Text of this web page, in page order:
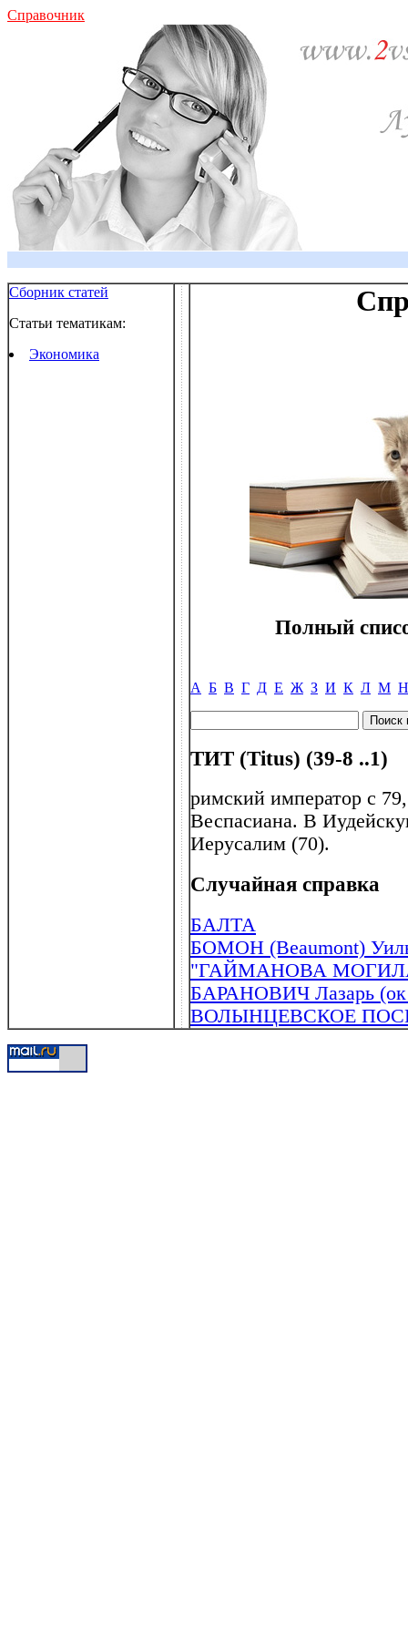
Справочник
Сборник статей
Статьи тематикам:
Экономика
Полный
А Б В Г Д Е Ж З И К Л М Н
ТИТ (Тitus) (39-8 ..1)
римский император с
Веспасиана. В
Иерусалим (70).
Случайная справка
БАЛТА
БОМОН (Beaumont)
"ГАЙМАНОВА
БАРАНОВИЧ Лазарь (ок
ВОЛЫНЦЕВСКОЕ